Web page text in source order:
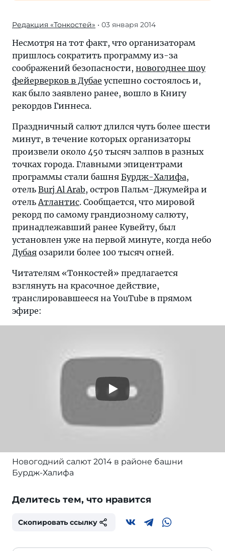
Редакция «Тонкостей» • 03 января 2014
Несмотря на тот факт, что организаторам
пришлось сократить программу из-за
соображений безопасности, новогоднее шоу
фейерверков в Дубае успешно состоялось и,
как было заявлено ранее, вошло в Книгу
рекордов Гиннеса.
Праздничный салют длился чуть более шести
минут, в течение которых организаторы
произвели около 450 тысяч залпов в разных
точках города. Главными эпицентрами
программы стали башня Бурдж-Халифа,
отель Burj Al Arab, остров Пальм-Джумейра и
отельАтлантис. Сообщается, что мировой
рекорд по самому грандиозному салюту,
принадлежавший ранее Кувейту, был
установлен уже на первой минуте, когда небо
Дубая озарили более 100 тысяч огней.
Читателям «Тонкостей» предлагается
взглянуть на красочное действие,
транслировавшееся на YouTube в прямом
эфире:
Новогодний салют 2014 в районе башни
Бурдж-Халифа
Делитесь тем, что нравится
Скопировать ссылку